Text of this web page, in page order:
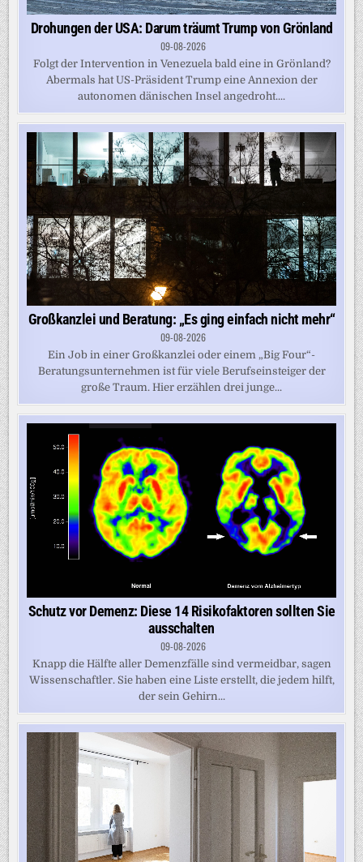
Drohungen der USA: Darum träumt Trump von Grönland
09-08-2026
Folgt der Intervention in Venezuela bald eine in Grönland?
Abermals hat US-Präsident Trump eine Annexion der
autonomen dänischen Insel angedroht....
Großkanzlei und Beratung: „Es ging einfach nicht mehr“
09-08-2026
Ein Job in einer Großkanzlei oder einem „Big Four“-
Beratungsunternehmen ist für viele Berufseinsteiger der
große Traum. Hier erzählen drei junge...
Schutz vor Demenz: Diese 14 Risikofaktoren sollten Sie
ausschalten
09-08-2026
Knapp die Hälfte aller Demenzfälle sind vermeidbar, sagen
Wissenschaftler. Sie haben eine Liste erstellt, die jedem hilft,
der sein Gehirn...